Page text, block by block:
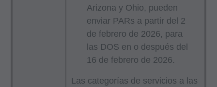
Arizona y Ohio, pueden
enviar PARs a partir del 2
de febrero de 2026, para
las DOS en o después del
16 de febrero de 2026.
Las categorías de servicios a las